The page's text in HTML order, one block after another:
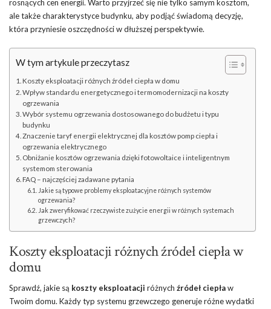
rosnących cen energii. Warto przyjrzeć się nie tylko samym kosztom,
ale także charakterystyce budynku, aby podjąć świadomą decyzję,
która przyniesie oszczędności w dłuższej perspektywie.
W tym artykule przeczytasz
Koszty eksploatacji różnych źródeł ciepła w domu
Wpływ standardu energetycznego i termomodernizacji na koszty
ogrzewania
Wybór systemu ogrzewania dostosowanego do budżetu i typu
budynku
Znaczenie taryf energii elektrycznej dla kosztów pomp ciepła i
ogrzewania elektrycznego
Obniżanie kosztów ogrzewania dzięki fotowoltaice i inteligentnym
systemom sterowania
FAQ – najczęściej zadawane pytania
Jakie są typowe problemy eksploatacyjne różnych systemów
ogrzewania?
Jak zweryfikować rzeczywiste zużycie energii w różnych systemach
grzewczych?
Koszty eksploatacji różnych źródeł ciepła w
domu
Sprawdź, jakie są koszty eksploatacji różnych źródeł ciepław
Twoim domu. Każdy typ systemu grzewczego generuje różne wydatki